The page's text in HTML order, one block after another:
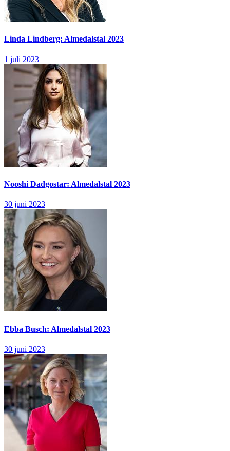
Linda Lindberg: Almedalstal 2023
1 juli 2023
Nooshi Dadgostar: Almedalstal 2023
30 juni 2023
Ebba Busch: Almedalstal 2023
30 juni 2023